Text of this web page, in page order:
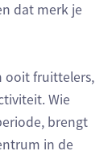
dat merk je
ooit fruittelers,
Wie
brengt
in de